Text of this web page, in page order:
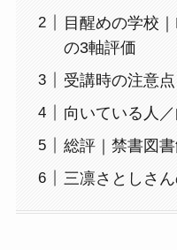
目醒めの学校
の3軸評価
受講時の注意点
向いている人
総評｜禁書図
三凛さとしさ